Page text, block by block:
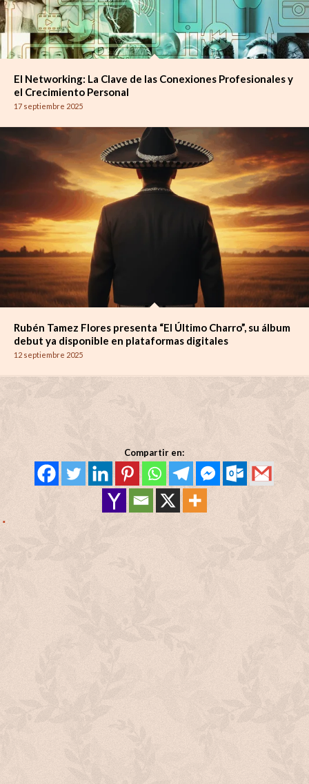
El Networking: La Clave de las Conexiones Profesionales y
el Crecimiento Personal
17 septiembre 2025
Rubén Tamez Flores presenta “El Último Charro”, su álbum
debut ya disponible en plataformas digitales
12 septiembre 2025
Compartir en: